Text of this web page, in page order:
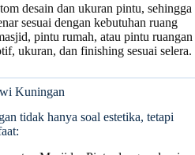
desain dan ukuran pintu, sehingga
sesuai dengan kebutuhan ruang
pintu rumah, atau pintu ruangan
ukuran, dan finishing sesuai selera.
Kuningan
tidak hanya soal estetika, tetapi